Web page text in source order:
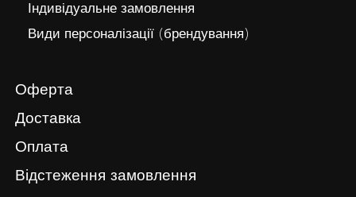
Індивідуальне замовлення
Види персоналізації (брендування)
Оферта
Доставка
Оплата
Відстеження замовлення